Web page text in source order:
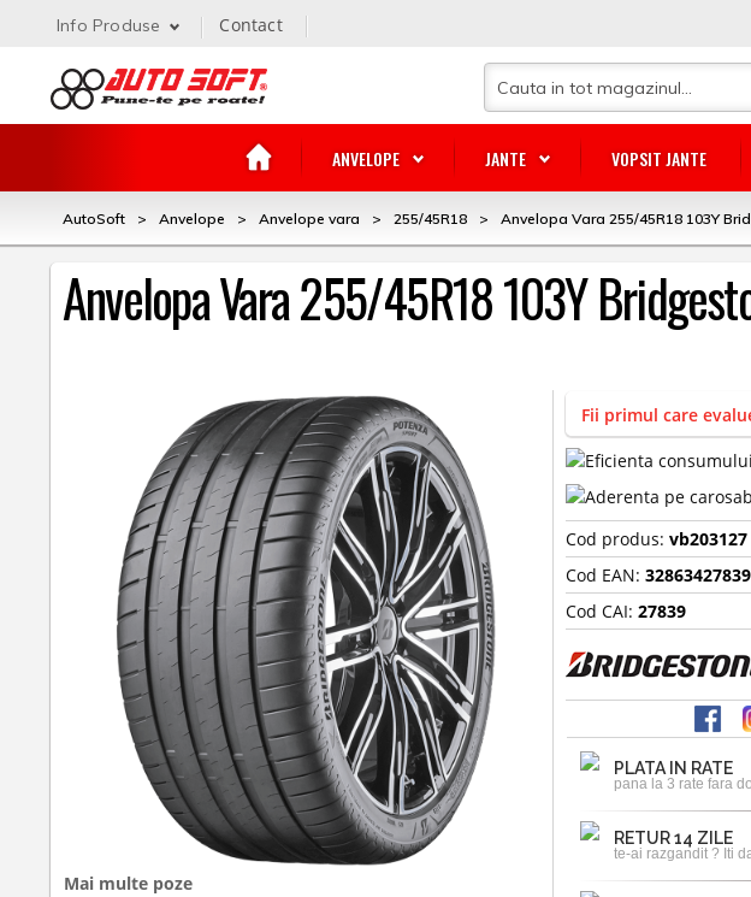
ANVELOPE JANTE VOPSIT JANTE
Info Produse Contact
AutoSoft > Anvelope > Anvelope vara > 255/45R18 > Anvelopa Vara 255/45R18 103Y
Anvelopa Vara 255/45R18 103Y
Mai multe poze
Fii primul care
Cod produs:vb203127
Cod EAN:
Cod CAI:27839
PLATA IN RATE
pana la 3 rate fara
RETUR 14 ZILE
te-ai razgandit ? Iti